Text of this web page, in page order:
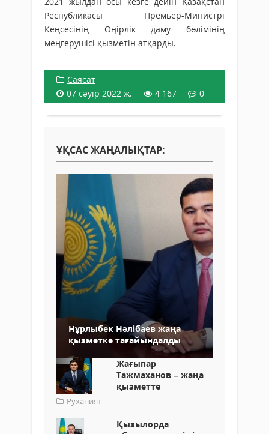
Республикасы Премьер-Министрі
Кеңсесінің Өңірлік даму бөлімінің
меңгерушісі қызметін атқарды.
Саясат
07 сәуір 2022 ж.
4 167 0
ҰҚСАС ЖАҢАЛЫҚТАР:
Нұрлыбек Нәлібаев жаңа
қызметке тағайындалды
Жағыпар
Тажмаханов – жаңа
қызметте
Руханият
Қызылорда